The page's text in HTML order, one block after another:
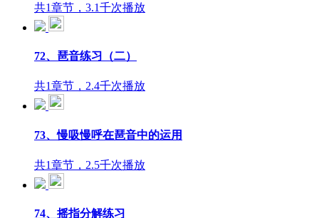
共1章节，3.1千次播放
72、琶音练习（二）
共1章节，2.4千次播放
73、慢吸慢呼在琶音中的运用
共1章节，2.5千次播放
74、摇指分解练习